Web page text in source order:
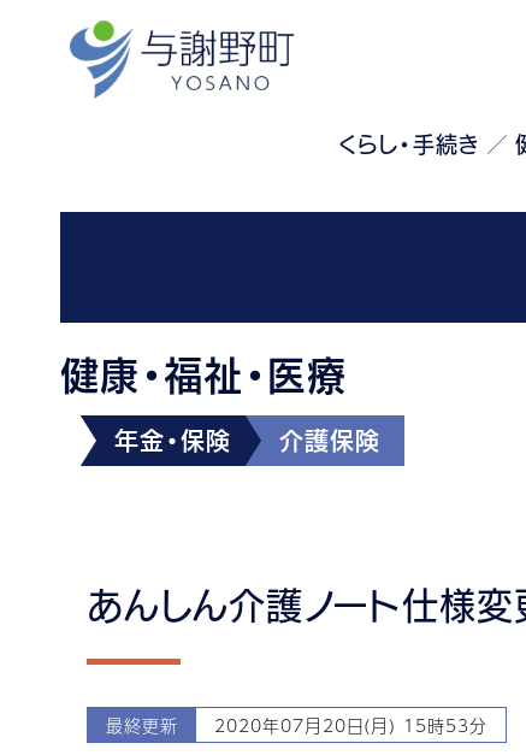
くらし・手続き
健康・福祉・医療
年金・保険 介護保険
あんしん介護ノート仕様
最終更新 2020年07月20日(月) 15時53分